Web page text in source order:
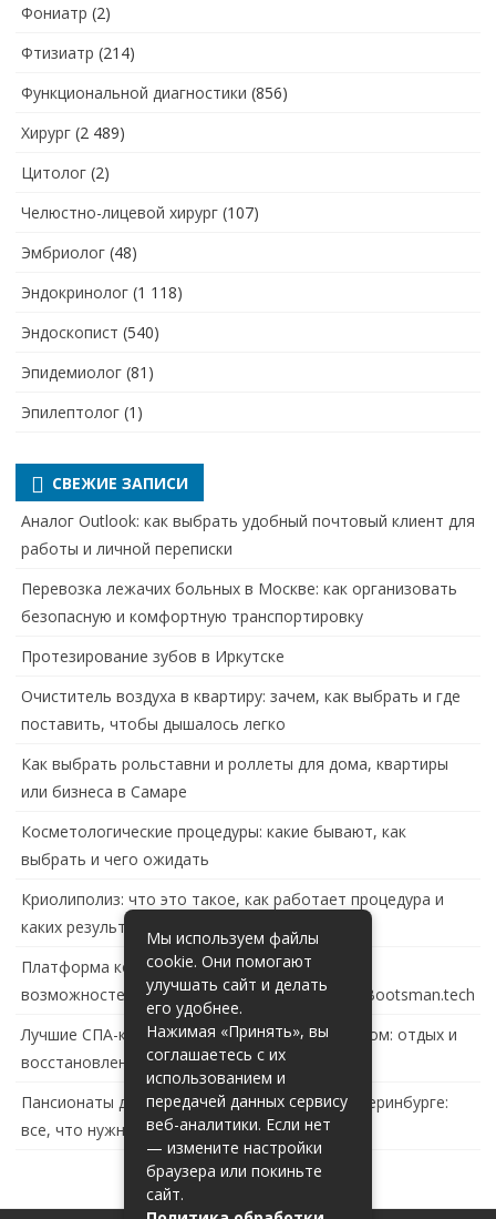
Фониатр (2)
Фтизиатр (214)
Функциональной диагностики (856)
Хирург (2 489)
Цитолог (2)
Челюстно-лицевой хирург (107)
Эмбриолог (48)
Эндокринолог (1 118)
Эндоскопист (540)
Эпидемиолог (81)
Эпилептолог (1)
СВЕЖИЕ ЗАПИСИ
Аналог Outlook: как выбрать удобный почтовый клиент для
работы и личной переписки
Перевозка лежачих больных в Москве: как организовать
безопасную и комфортную транспортировку
Протезирование зубов в Иркутске
Очиститель воздуха в квартиру: зачем, как выбрать и где
поставить, чтобы дышалось легко
Как выбрать рольставни и роллеты для дома, квартиры
или бизнеса в Самаре
Косметологические процедуры: какие бывают, как
выбрать и чего ожидать
Криолиполиз: что это такое, как работает процедура и
каких результатов ждать
Платформа контейнеризации в России: обзор
возможностей и перспектив развития сайта Bootsman.tech
Лучшие СПА-комплексы в Тольятти с бассейном: отдых и
восстановление за городом
Пансионаты для пожилых с деменцией в Екатеринбурге:
все, что нужно знать
Мы используем файлы
cookie. Они помогают
улучшать сайт и делать
его удобнее.
Нажимая «Принять», вы
соглашаетесь с их
использованием и
передачей данных сервису
веб-аналитики. Если нет
— измените настройки
браузера или покиньте
сайт.